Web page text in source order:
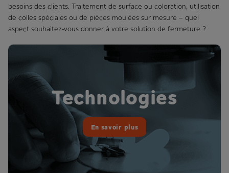
besoins des clients. Traitement de surface ou coloration, utilisation
de colles spéciales ou de pièces moulées sur mesure – quel
aspect souhaitez-vous donner à votre solution de fermeture ?
Technologies
En savoir plus